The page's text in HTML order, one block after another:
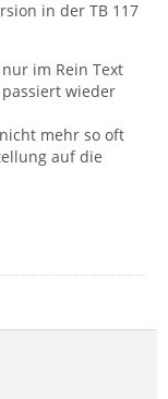
in der TB 117
im Rein Text
wieder
mehr so oft
auf die